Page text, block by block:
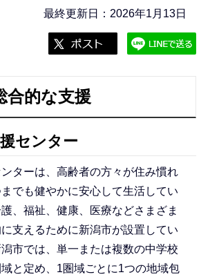
最終更新日：2026年1月13日
合的な支援
センター
ターは、高齢者の方々が住み慣れ
でも健やかに安心して生活してい
、福祉、健康、医療などさまざま
支えるために新潟市が設置してい
市では、単一または複数の中学校
と定め、1圏域ごとに1つの地域包